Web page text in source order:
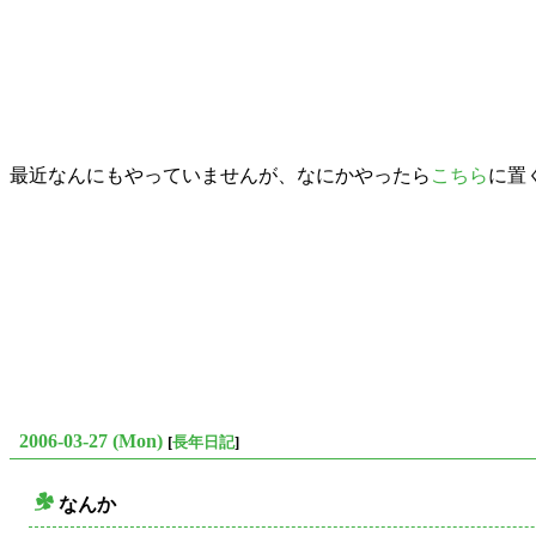
最近なんにもやっていませんが、なにかやったら こちらに置
2006-03-27 (Mon) [長年日記]
なんか